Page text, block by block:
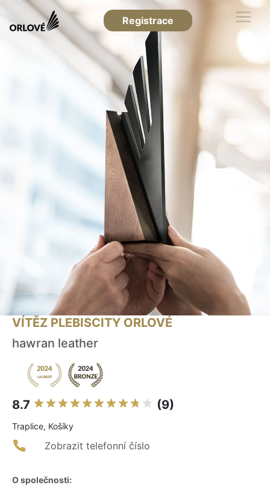
Registrace
VÍTĚZ PLEBISCITY ORLOVÉ
hawran leather
8.7 (9)
Traplice, Košíky
Zobrazit telefonní číslo
O společnosti: